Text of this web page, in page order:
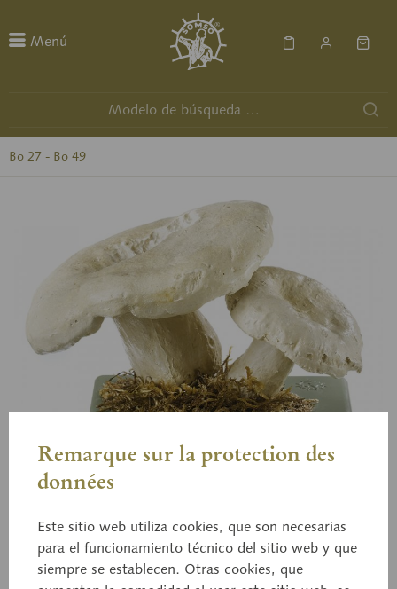
Menú
Bo 27 - Bo 49
Bo 32
Remarque sur la protection des
données
Este sitio web utiliza cookies, que son necesarias
para el funcionamiento técnico del sitio web y que
siempre se establecen. Otras cookies, que